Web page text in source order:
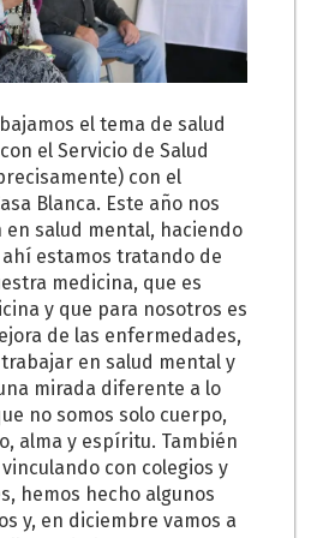
el tema de salud
el Servicio de Salud
con el
Blanca. Este año nos
salud mental, haciendo
estamos tratando de
medicina, que es
y que para nosotros es
de las enfermedades,
en salud mental y
mirada diferente a lo
no somos solo cuerpo,
alma y espíritu. También
con colegios y
hemos hecho algunos
y, en diciembre vamos a